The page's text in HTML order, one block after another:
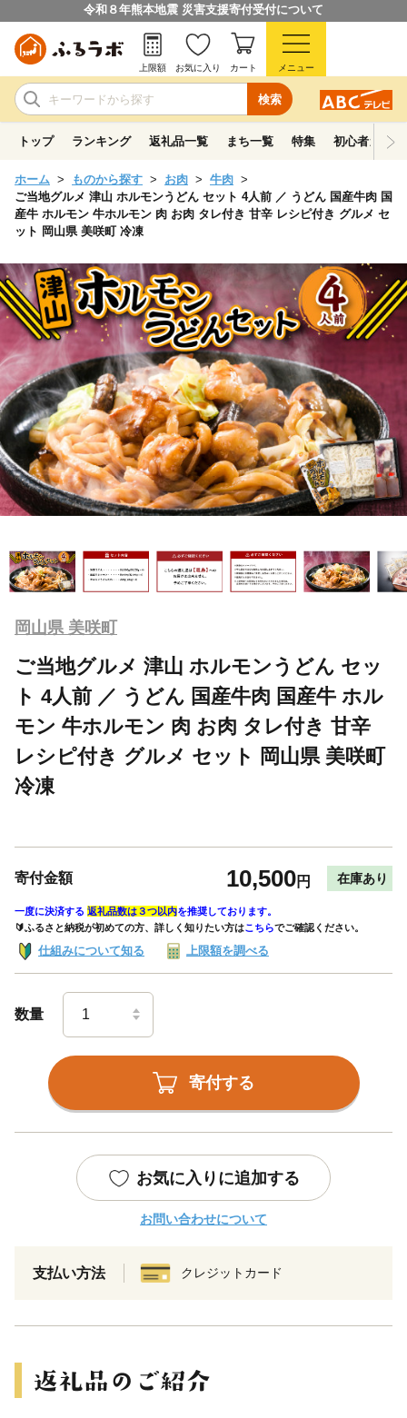
令和８年熊本地震 災害支援寄付受付について
検索
上限額 お気に入り カート メニュー
トップ ランキング 返礼品一覧 まち一覧 特集 初心者ガイド
ホーム ものから探す お肉
牛肉
ご当地グルメ 津山 ホルモンうどん セット 4人前 ／ うどん 国産牛肉 国
産牛 ホルモン 牛ホルモン 肉 お肉 タレ付き 甘辛 レシピ付き グルメ セ
ット 岡山県 美咲町 冷凍
岡山県 美咲町
ご当地グルメ 津山 ホルモンうどん セッ
ト 4人前 ／ うどん 国産牛肉 国産牛 ホル
モン 牛ホルモン 肉 お肉 タレ付き 甘辛
レシピ付き グルメ セット 岡山県 美咲町
冷凍
寄付金額 10,500円 在庫あり
一度に決済する 返礼品数は３つ以内を推奨しております。
🔰ふるさと納税が初めての方、詳しく知りたい方はこちらでご確認ください。
仕組みについて知る 上限額を調べる
数量
寄付する
お気に入りに追加する
お問い合わせについて
支払い方法 クレジットカード